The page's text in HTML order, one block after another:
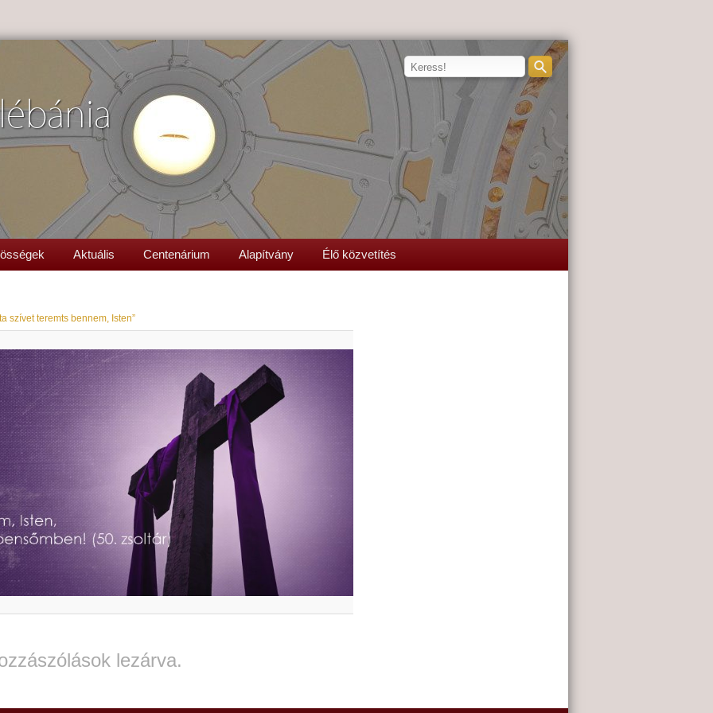
Aktuális Centenárium Alapítvány Élő közvetítés
szívet teremts bennem, Isten”
lezárva.